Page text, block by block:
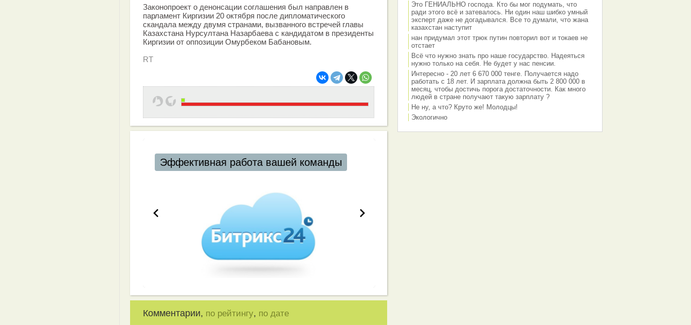
Законопроект о денонсации соглашения был направлен в
парламент Киргизии 20 октября после дипломатического
скандала между двумя странами, вызванного встречей главы
Казахстана Нурсултана Назарбаева с кандидатом в президенты
Киргизии от оппозиции Омурбеком Бабановым.
RT
Эффективная работа вашей команды
Комментарии, по рейтингу, по дате
Это ГЕНИАЛЬНО господа. Кто бы мог подумать, что
ради этого всё и затевалось. Ни один наш шибко умный
эксперт даже не догадывался. Все то думали, что жана
казахстан наступит
нан придумал этот трюк путин повторил вот и токаев не
отстает
Всё что нужно знать про наше государство. Надеяться
нужно только на себя. Не будет у нас пенсии.
Интересно - 20 лет 6 670 000 тенге. Получается надо
работать с 18 лет. И зарплата должна быть 2 800 000 в
месяц, чтобы достичь порога достаточности. Как много
людей в стране получают такую зарплату ?
Не ну, а что? Круто же! Молодцы!
Экологично